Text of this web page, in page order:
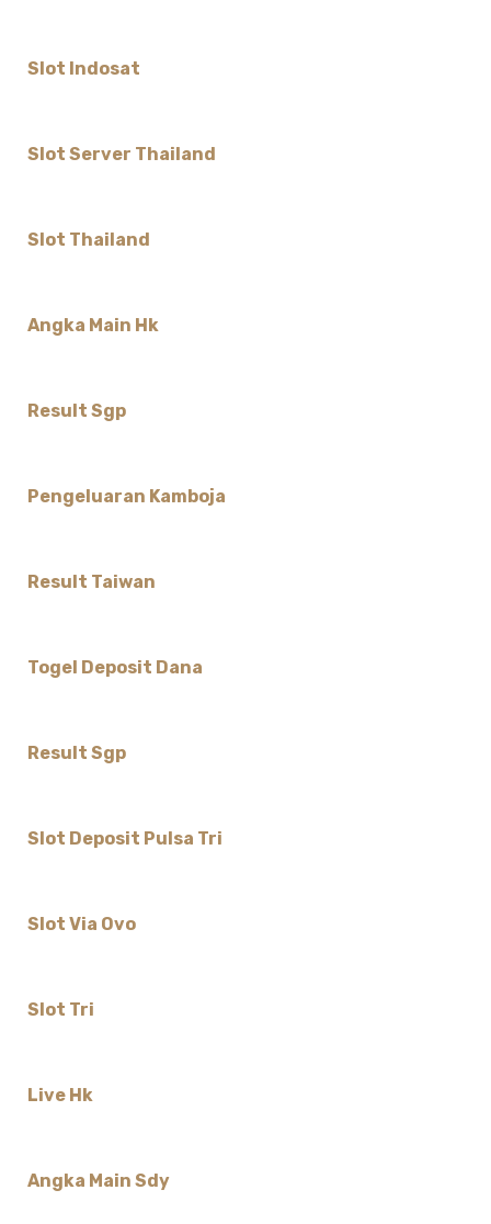
Slot Indosat
Slot Server Thailand
Slot Thailand
Angka Main Hk
Result Sgp
Pengeluaran Kamboja
Result Taiwan
Togel Deposit Dana
Result Sgp
Slot Deposit Pulsa Tri
Slot Via Ovo
Slot Tri
Live Hk
Angka Main Sdy